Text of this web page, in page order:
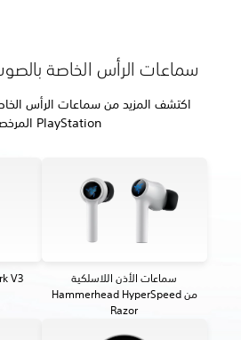
سماعات الرأس الخاصة
اكتشف المزيد من سماعات الرأس
PlayStation المرخصين.
سماعات الأذن اللاسلكية
Hammerhead HyperSpeed من
Razor